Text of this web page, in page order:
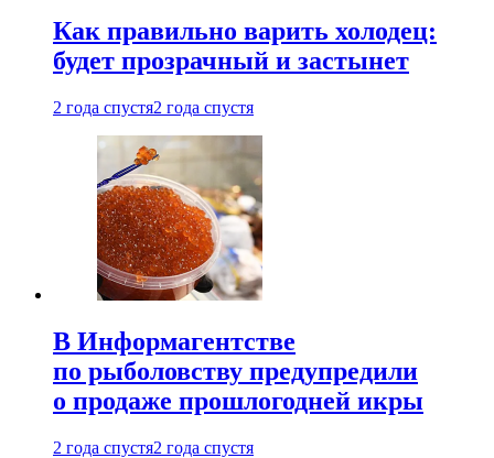
Как правильно варить холодец:
будет прозрачный и застынет
2 года спустя2 года спустя
В Информагентстве
по рыболовству предупредили
о продаже прошлогодней икры
2 года спустя2 года спустя